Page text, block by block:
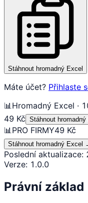
Stáhnout hromadný Excel
Máte účet? Přihlaste
📊 Hromadný Excel ·
49 Kč Stáhnout hromadný
📊 PRO FIRMY49 Kč
Stáhnout hromadný Excel
Poslední aktualizace:
Verze: 1.0.0
Právní základ